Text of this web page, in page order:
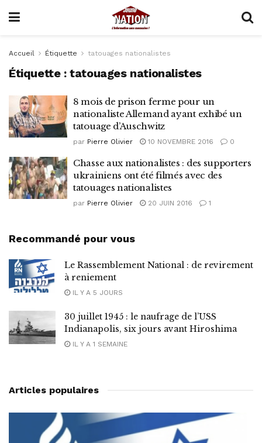
Accueil Étiquette tatouages nationalistes
Étiquette :tatouages nationalistes
8 mois de prison ferme pour un
nationaliste Allemand ayant exhibé un
tatouage d’Auschwitz
par Pierre Olivier 10 NOVEMBRE 2016 0
Chasse aux nationalistes : des supporters
ukrainiens ont été filmés avec des
tatouages nationalistes
par Pierre Olivier 20 JUIN 2016 1
Recommandé pour vous
Le Rassemblement National : de revirement
à reniement
IL Y A 5 JOURS
30 juillet 1945 : le naufrage de l’USS
Indianapolis, six jours avant Hiroshima
IL Y A 1 SEMAINE
Articles populaires